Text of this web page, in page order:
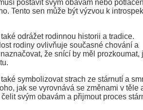
postavit svým obavám nebo
Tento sen může být výzvou k
odrážet rodinnou historii a tradice.
rodiny ovlivňuje současné chování a
že snící by měl prozkoumat,
symbolizovat strach ze stárnutí a
jak se vyrovnává se změnami v těle
svým obavám a přijmout proces